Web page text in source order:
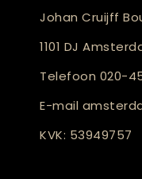
Johan Cruijff
1101 DJ
Telefoon 020-
E-mail
KVK: 53949757